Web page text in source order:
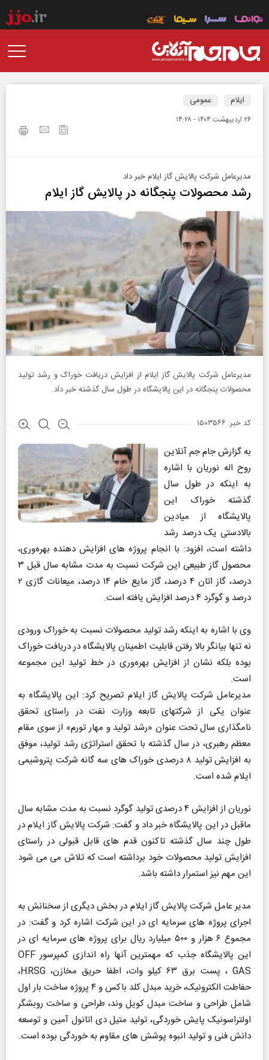
ایلام عمومی
۲۶ ارديبهشت ۱۴۰۴ - ۱۴:۲۸
مدیرعامل شرکت پالایش گاز ایلام خبر داد
رشد محصولات پنجگانه در پالایش گاز ایلام
مدیرعامل شرکت پالایش گاز ایلام از افزایش دریافت خوراک و رشد تولید
محصولات پنجگانه در این پالایشگاه در طول سال گذشته خبر داد.
کد خبر: ۱۵۰۳۵۶۶
به گزارش جام جم آنلاین
روح اله نوریان با اشاره
به اینکه در طول سال
گذشته خوراک این
پالایشگاه از میادین
بالادستی یک درصد رشد
داشته است، افزود: با انجام پروژه های افزایش دهنده بهره‌وری،
محصول گاز طبیعی این شرکت نسبت به مدت مشابه سال قبل ۳
درصد، گاز اتان ۴ درصد، گاز مایع خام ۱۴ درصد، میعانات گازی ۲
درصد و گوگرد ۴ درصد افزایش یافته است.
وی با اشاره به اینکه رشد تولید محصولات نسبت به خوراک ورودی
نه تنها بیانگر بالا رفتن قابلیت اطمینان پالایشگاه در دریافت خوراک
بوده بلکه نشان از افزایش بهره‌وری در خط تولید این مجموعه
است.
مدیرعامل شرکت پالایش گاز ایلام تصریح کرد: این پالایشگاه به
عنوان یکی از شرکتهای تابعه وزارت نفت در راستای تحقق
نامگذاری سال تحت عنوان «رشد تولید و مهار تورم» از سوی مقام
معظم رهبری، در سال گذشته با تحقق استراتژی رشد تولید، موفق
به افزایش تولید ۸ درصدی خوراک های سه گانه شرکت پتروشیمی
ایلام شده است.
نوریان از افزایش ۴ درصدی تولید گوگرد نسبت به مدت مشابه سال
ماقبل در این پالایشگاه خبر داد و گفت: شرکت پالایش گاز ایلام در
طول چند سال گذشته تاکنون قدم های قابل قبولی در راستای
افزایش تولید محصولات خود برداشته است که تلاش می می شود
این مهم نیز استمرار داشته باشد.
مدیر عامل شرکت پالایش گاز ایلام در بخش دیگری از سخنانش به
اجرای پروژه های سرمایه ای در این شرکت اشاره کرد و گفت: در
مجموع ۶ هزار و ۵۰۰ میلیارد ریال برای پروژه های سرمایه ای در
این پالایشگاه جذب که مهمترین آنها راه اندازی کمپرسور OFF
GAS ، پست برق ۶۳ کیلو وات، اطفا حریق مخازن، HRSG،
حفاطت الکترونیک، خرید مبدل کلد باکس و ۴ پروژه ساخت بار اول
شامل طراحی و ساخت مبدل کویل وند، طراحی و ساخت روبشگر
اولتراسونیک پایش خوردگی، تولید متیل دی اتانول آمین و توسعه
دانش فنی و تولید انبوه پوشش های مقاوم به خوردگی بوده است.